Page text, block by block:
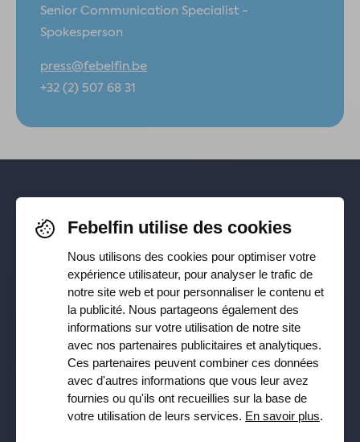
Senior Communication Specialist -
Spokesperson
press@febelfin.be
+32 (2) 507 68 31
Pour rester informé-e de nos
dernières actualités, suivez-nous sur
Facebook,TikTok,X,LinkedIn&
Instagram
Recevez notre newsletter
Souscrire
Febelfin utilise des cookies
Nous utilisons des cookies pour optimiser votre
expérience utilisateur, pour analyser le trafic de
notre site web et pour personnaliser le contenu et
la publicité. Nous partageons également des
informations sur votre utilisation de notre site
avec nos partenaires publicitaires et analytiques.
Ces partenaires peuvent combiner ces données
avec d'autres informations que vous leur avez
fournies ou qu'ils ont recueillies sur la base de
votre utilisation de leurs services. En savoir plus.